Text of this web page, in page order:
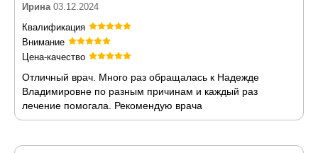
Ирина 03.12.2024
Квалификация
Внимание
Цена-качество
Отличный врач. Много раз обращалась к Надежде
Владимировне по разным причинам и каждый раз
лечение помогала. Рекомендую врача